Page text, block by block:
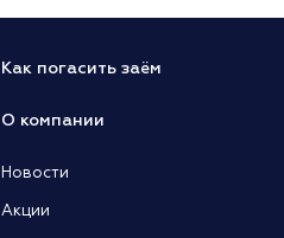
Как погасить заём
О компании
Новости
Акции